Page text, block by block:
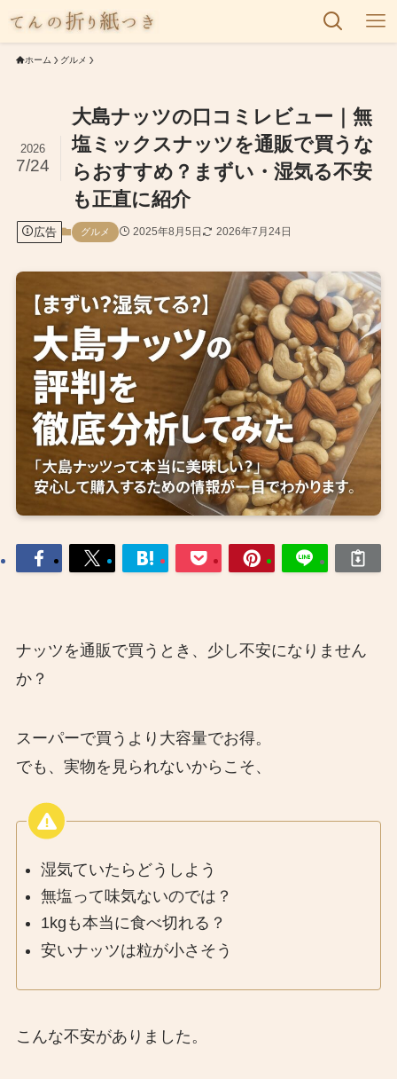
ホーム グルメ
大島ナッツの口コミレビュー｜無
塩ミックスナッツを通販で買うな
らおすすめ？まずい・湿気る不安
も正直に紹介
2026
7/24
広告 グルメ 2025年8月5日 2026年7月24日
ナッツを通販で買うとき、少し不安になりません
か？
スーパーで買うより大容量でお得。
でも、実物を見られないからこそ、
湿気ていたらどうしよう
無塩って味気ないのでは？
1kgも本当に食べ切れる？
安いナッツは粒が小さそう
こんな不安がありました。